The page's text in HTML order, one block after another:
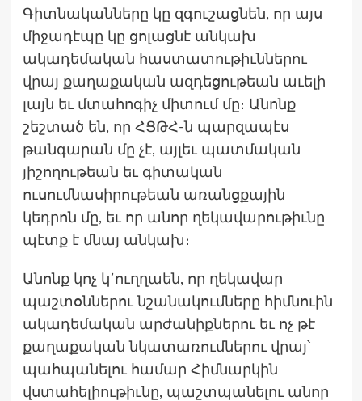
Գիտնականները կը զգուշացնեն, որ այս
միջադէպը կը ցոլացնէ անկախ
ակադեմական հաստատութիւններու
վրայ քաղաքական ազդեցութեան աւելի
լայն եւ մտահոգիչ միտում մը։ Անոնք
շեշտած են, որ ՀՑԹՀ-ն պարզապէս
թանգարան մը չէ, այլեւ պատմական
յիշողութեան եւ գիտական
ուսումնասիրութեան առանցքային
կեդրոն մը, եւ որ անոր ղեկավարութիւնը
պէտք է մնայ անկախ։
Անոնք կոչ կ՚ուղղաեն, որ ղեկավար
պաշտօններու նշանակումները հիմնուին
ակադեմական արժանիքներու եւ ոչ թէ
քաղաքական նկատառումներու վրայ՝
պահպանելու համար Հիմնարկին
վստահելիութիւնը, պաշտպանելու անոր